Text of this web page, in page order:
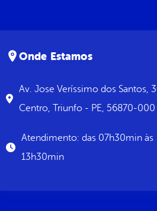
Onde Estamos
Av. Jose Veríssimo dos Santos,
Centro, Triunfo - PE, 56870-000
Atendimento: das 07h30min às
13h30min